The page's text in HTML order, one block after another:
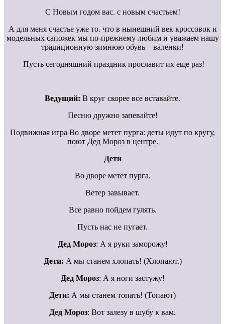
С Новым годом вас. с новым счастьем!
А для меня счастье уже то. что в нынешний век кроссовок и
модельных сапожек мы по-прежнему любим и уважаем нашу
традиционную зимнюю обувь—валенки!
Пусть сегодняшний праздник прославит их еще раз!
Ведущий: В круг скорее все вставайте.
Песню дружно запевайте!
Подвижная игра Во дворе метет пурга: деты идут по кругу,
поют Дед Мороз в центре.
Дети
Во дворе метет пурга.
Ветер завывает.
Все равно пойдем гулять.
Пусть нас не пугает.
Дед Мороз: А я руки заморожу!
Дети: А мы станем хлопать! (Хлопают.)
Дед Мороз: А я ноги застужу!
Дети: А мы станем топать! (Топают)
Дед Мороз: Вот залезу в шубу к вам.